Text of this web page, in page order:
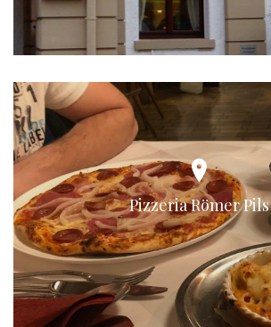
Pizzeria Römer Pils